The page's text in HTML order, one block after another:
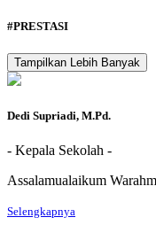
#PRESTASI
Tampilkan Lebih Banyak
Dedi Supriadi, M.Pd.
- Kepala Sekolah -
Assalamualaikum
Selengkapnya